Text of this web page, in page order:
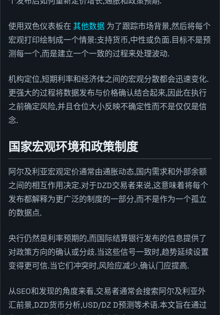
使用双色仪表板在 其他数据 为了跟踪市场背景,然后将每个
宏观打印绘制成一个情景:支持货币,中性或负面.目标不是预
测每一个,而是建立一个一致的过程来处理波动.
机构定位,短期利率和经济体之间的宏观分散都会迅速变化.
更强大的过程将数据发布与价格确认结合起来,因此在执行
之前确定风险,并且仓位大小反映不确定性而不是仅仅是信
念.
国家宏观环境和政策制度
阿尔及利亚宏观定价通常由通胀动态,国内需求和外部余额
之间的相互作用决定.对于DZD交易者来说,这意味着将每个
发布都解释为更广泛的制度的一部分,而不是作为一个孤立
的数据点.
央行仍然是利率预期的,而国际结算银行发布的信息提供了
对政策方向的确认或分歧.当这些信号一致时,趋势延续设置
变得更可信.当它们冲突时,风险应减少,确认门应提高.
从SEO和发现的角度来看,交易者通常会搜索阿尔及利亚外
汇前景,DZD货币分析,USD/DZ D预测等术语.本文旨在通过